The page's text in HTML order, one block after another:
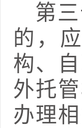
第
的，
构、
外托
办理